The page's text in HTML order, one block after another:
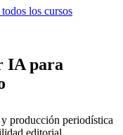
los cursos
IA para
producción periodística
editorial.